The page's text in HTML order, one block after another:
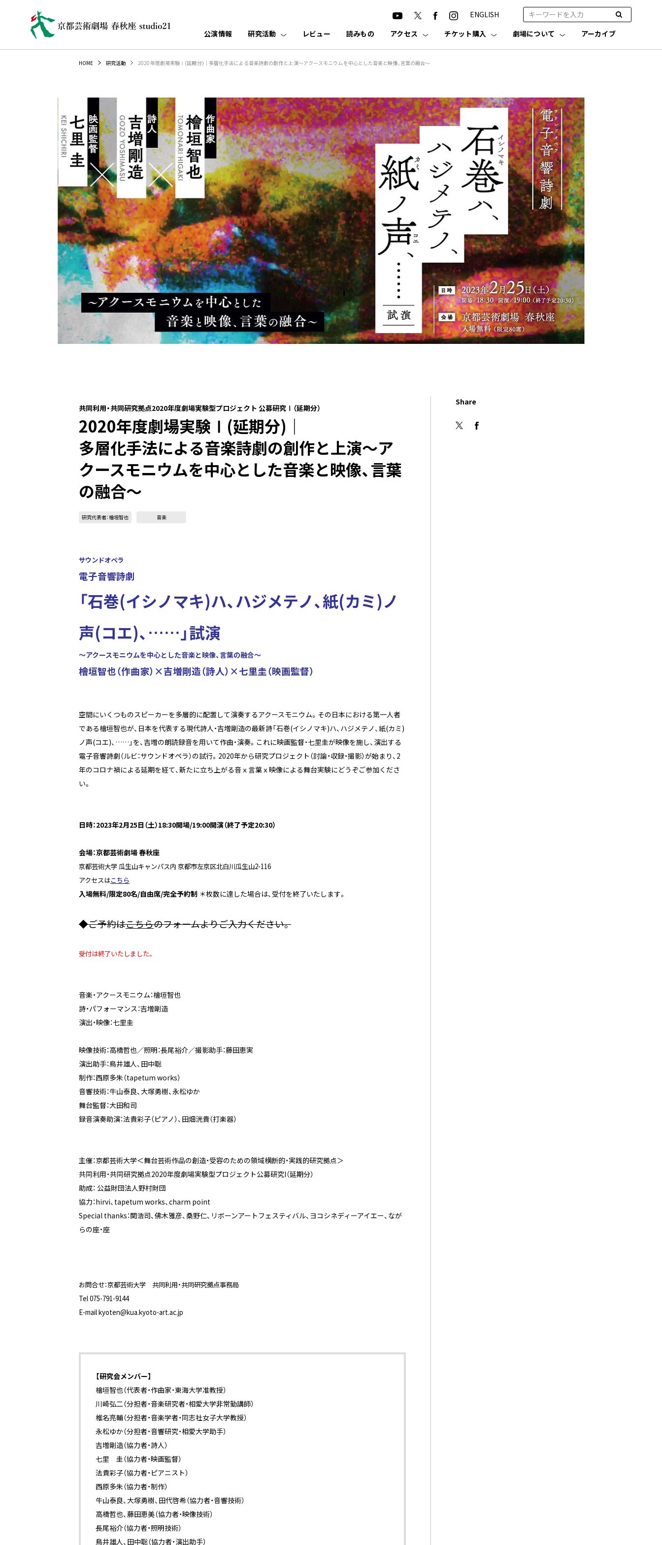
ENGLISH
公演情報
研究活動 レビュー 読みもの アクセス チケット購入 劇場について アーカイブ
HOME 研究活動 2020年度劇場実験Ⅰ(延期分)｜多層化手法による音楽詩劇の創作と上演〜アクースモニウムを中心とした音楽と映像、言葉の融合〜
共同利用・共同研究拠点2020年度劇場実験型プロジェクト 公募研究Ⅰ（延期分）
2020年度劇場実験Ⅰ(延期分)｜
多層化手法による音楽詩劇の創作と上演〜ア
クースモニウムを中心とした音楽と映像、言葉
の融合〜
研究代表者：檜垣智也 音楽
サウンドオペラ
電子音響詩劇
「石巻(イシノマキ)ハ、ハジメテノ、紙(カミ)ノ
声(コエ)、……」試演
～アクースモニウムを中心とした音楽と映像、言葉の融合～
檜垣智也（作曲家）×吉増剛造（詩人）×七里圭（映画監督）
空間にいくつものスピーカーを多層的に配置して演奏するアクースモニウム。その日本における第一人者
である檜垣智也が、日本を代表する現代詩人・吉増剛造の最新詩「石巻(イシノマキ)ハ、ハジメテノ、紙(カミ)
ノ声(コエ)、……」を、吉増の朗読録音を用いて作曲・演奏。これに映画監督・七里圭が映像を施し、演出する――
電子音響詩劇（ルビ：サウンドオペラ）の試行。2020年から研究プロジェクト（討論・収録・撮影）が始まり、2
年のコロナ禍による延期を経て、新たに立ち上がる音ｘ言葉ｘ映像による舞台実験にどうぞご参加くださ
い。
日時：2023年2月25日（土）18:30開場/19:00開演（終了予定20:30）
会場：京都芸術劇場 春秋座
京都芸術大学 瓜生山キャンパス内 京都市左京区北白川瓜生山2-116
アクセスはこちら
入場無料/限定80名/自由席/完全予約制 ＊枚数に達した場合は、受付を終了いたします。
◆ご予約はこちらのフォームよりご入力ください。
受付は終了いたしました。
音楽・アクースモニウム：檜垣智也
詩・パフォーマンス：吉増剛造
演出・映像：七里圭
映像技術：高橋哲也／照明：長尾裕介／撮影助手：藤田恵実
演出助手：鳥井雄人、田中聡
制作：西原多朱（tapetum works）
音響技術：牛山泰良、大塚勇樹、永松ゆか
舞台監督：大田和司
録音演奏助演：法貴彩子（ピアノ）、田畑洸貴（打楽器）
主催：京都芸術大学＜舞台芸術作品の創造・受容のための領域横断的・実践的研究拠点＞
共同利用・共同研究拠点2020年度劇場実験型プロジェクト公募研究I（延期分）
助成： 公益財団法人野村財団
協力：hirvi、tapetum works、charm point
Special thanks：関浩司、佛木雅彦、桑野仁、リボーンアートフェスティバル、ヨコシネディーアイエー、なが
らの座・座
お問合せ：京都芸術大学 共同利用・共同研究拠点事務局
Tel 075-791-9144
E-mail kyoten@kua.kyoto-art.ac.jp
【研究会メンバー】
檜垣智也（代表者・作曲家・東海大学准教授）
川崎弘二（分担者・音楽研究者・相愛大学非常勤講師）
椎名亮輔（分担者・音楽学者・同志社女子大学教授）
永松ゆか（分担者・音響研究・相愛大学助手）
吉増剛造（協力者・詩人）
七里 圭（協力者・映画監督）
法貴彩子（協力者・ピアニスト）
西原多朱（協力者・制作）
牛山泰良、大塚勇樹、田代啓希（協力者・音響技術）
高橋哲也、藤田恵美（協力者・映像技術）
長尾裕介（協力者・照明技術）
鳥井雄人、田中聡（協力者・演出助手）
Share